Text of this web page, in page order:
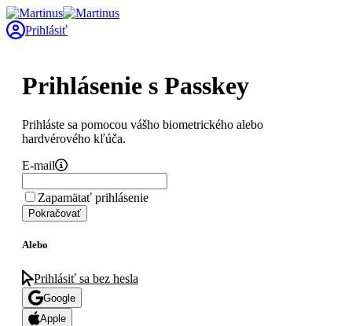
Prihlásiť
Prihlásenie s Passkey
Prihláste sa pomocou vášho biometrického alebo
hardvérového kľúča.
E-mail
Zapamätať prihlásenie
Pokračovať
Alebo
Prihlásiť sa bez hesla
Google
Apple